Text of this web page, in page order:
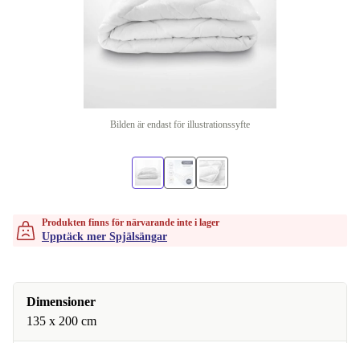
Bilden är endast för illustrationssyfte
Produkten finns för närvarande inte i lager
Upptäck mer Spjälsängar
Dimensioner
135 x 200 cm